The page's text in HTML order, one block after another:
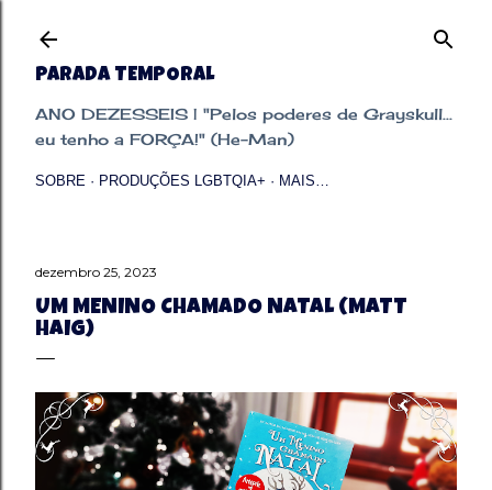
PARADA TEMPORAL
ANO DEZESSEIS | "Pelos poderes de Grayskull...
eu tenho a FORÇA!" (He-Man)
SOBRE PRODUÇÕES LGBTQIA+ MAIS…
dezembro 25, 2023
UM MENINO CHAMADO NATAL (MATT
HAIG)